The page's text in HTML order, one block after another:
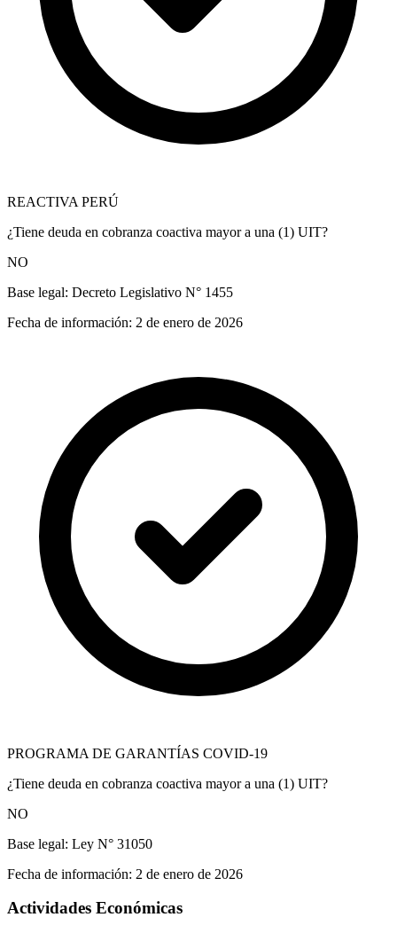
REACTIVA PERÚ
¿Tiene deuda en cobranza coactiva mayor a una (1) UIT?
NO
Base legal: Decreto Legislativo N° 1455
Fecha de información: 2 de enero de 2026
PROGRAMA DE GARANTÍAS COVID-19
¿Tiene deuda en cobranza coactiva mayor a una (1) UIT?
NO
Base legal: Ley N° 31050
Fecha de información: 2 de enero de 2026
Actividades Económicas